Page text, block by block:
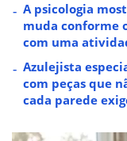
A psicologia
muda conforme
com uma
Azulejista
com peças que
cada parede